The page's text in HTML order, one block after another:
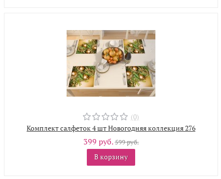
(0)
Комплект салфеток 4 шт Новогодняя коллекция 276
399 руб.599 руб.
В корзину